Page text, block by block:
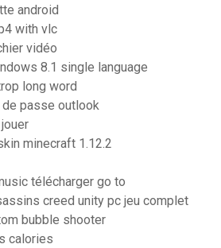
android
with vlc
vidéo
8.1 single language
long word
passe outlook
minecraft 1.12.2
télécharger go to
creed unity pc jeu complet
bubble shooter
calories